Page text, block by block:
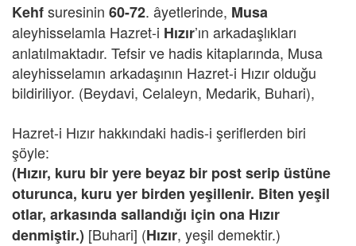
Kehfsuresinin 60-72. âyetlerinde, Musa
aleyhisselamla Hazret-i Hızır’ın arkadaşlıkları
anlatılmaktadır. Tefsir ve hadis kitaplarında, Musa
aleyhisselamın arkadaşının Hazret-i Hızır olduğu
bildiriliyor. (Beydavi, Celaleyn, Medarik, Buhari),
Hazret-i Hızır hakkındaki hadis-i şeriflerden biri
şöyle:
(Hızır, kuru bir yere beyaz bir post serip üstüne
oturunca, kuru yer birden yeşillenir. Biten yeşil
otlar, arkasında sallandığı için ona Hızır
denmiştir.) [Buhari] (Hızır, yeşil demektir.)